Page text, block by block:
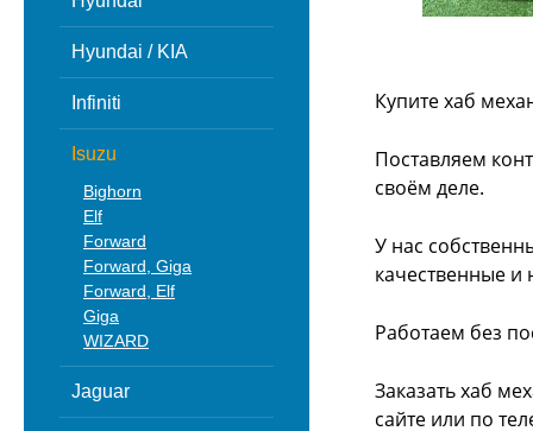
Hyundai / KIA
Infiniti
Isuzu
Bighorn
Elf
Forward
Forward, Giga
Forward, Elf
Giga
WIZARD
Jaguar
Купите хаб
Поставляем
своём деле.
У нас
качественные и
Работаем без
Заказать хаб
сайте или по